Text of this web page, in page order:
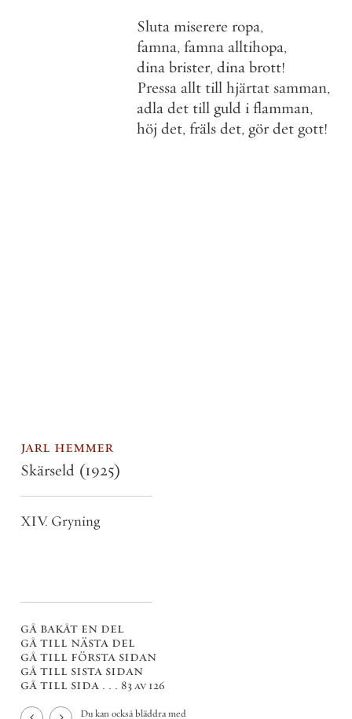
Sluta miserere ropa,
famna, famna alltihopa,
dina brister, dina brott!
Pressa allt till hjärtat samman,
adla det till guld i flamman,
höj det, fräls det, gör det gott!
jarl hemmer
Skärseld (1925)
XIV. Gryning
gå bakåt en del
gå till nästa del
gå till första sidan
gå till sista sidan
gå till sida . . . 83 av 126
Du kan också bläddra med